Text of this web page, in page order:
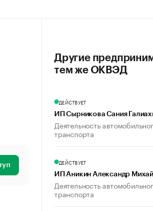
Другие
тем же ОКВЭД
ДЕЙСТВУЕТ
ИП Сырникова Сания
Деятельность
транспорта
ДЕЙСТВУЕТ
ИП Аникин Александр
Деятельность
транспорта